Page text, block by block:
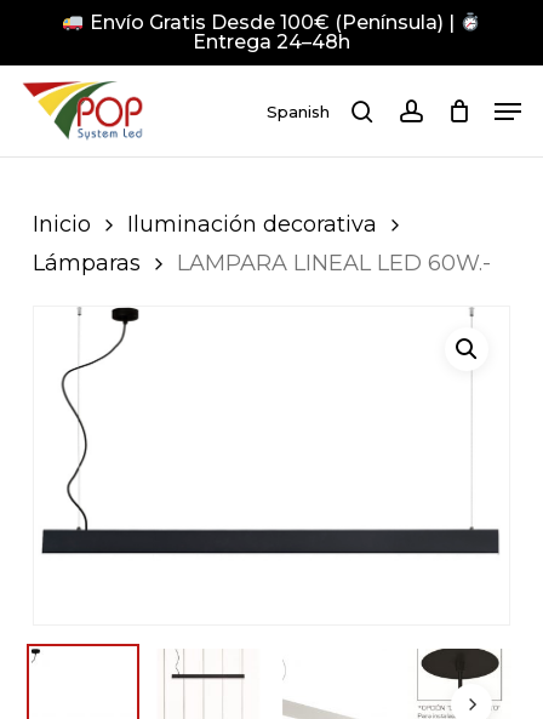
main
content
Envío Gratis Desde 100€ (Península) |
Entrega 24–48h
Spanish searchaccount
Inicio
Iluminación decorativa
Lámparas
LAMPARA LINEAL LED 60W.-
Close
Menu